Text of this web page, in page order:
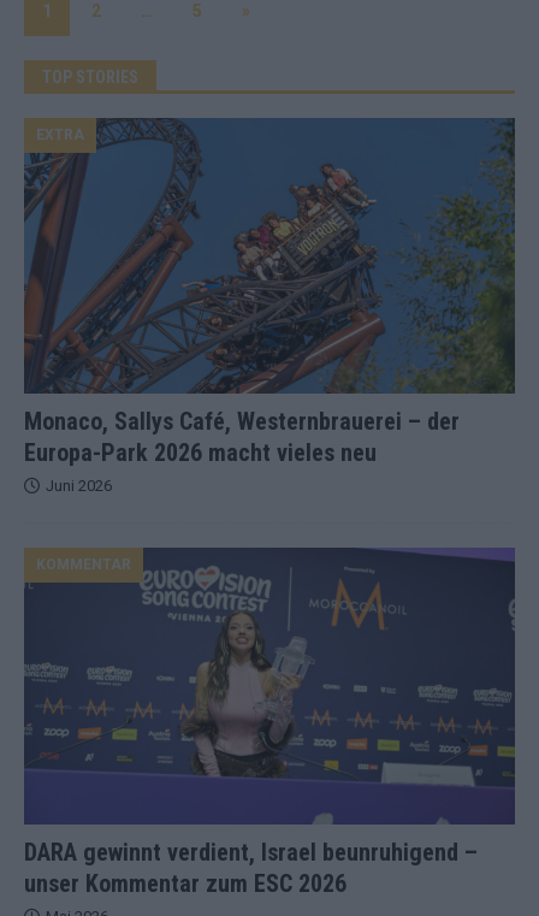
1 2 … 5 »
TOP STORIES
Monaco, Sallys Café, Westernbrauerei – der
Europa-Park 2026 macht vieles neu
EXTRA
Juni 2026
DARA gewinnt verdient, Israel beunruhigend –
unser Kommentar zum ESC 2026
KOMMENTAR